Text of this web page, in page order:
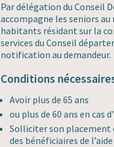
Par délégation du Conseil
accompagne les seniors au
habitants résidant sur la
services du Conseil
notification au demandeur.
Conditions
Avoir plus de 65 ans
ou plus de 60 ans en cas
Solliciter son placement
des bénéficiaires de